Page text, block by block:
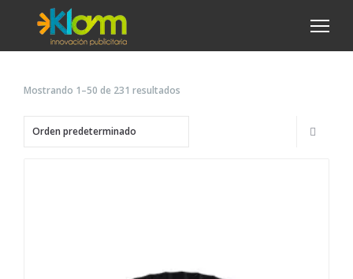
Mostrando 1–50 de 231 resultados